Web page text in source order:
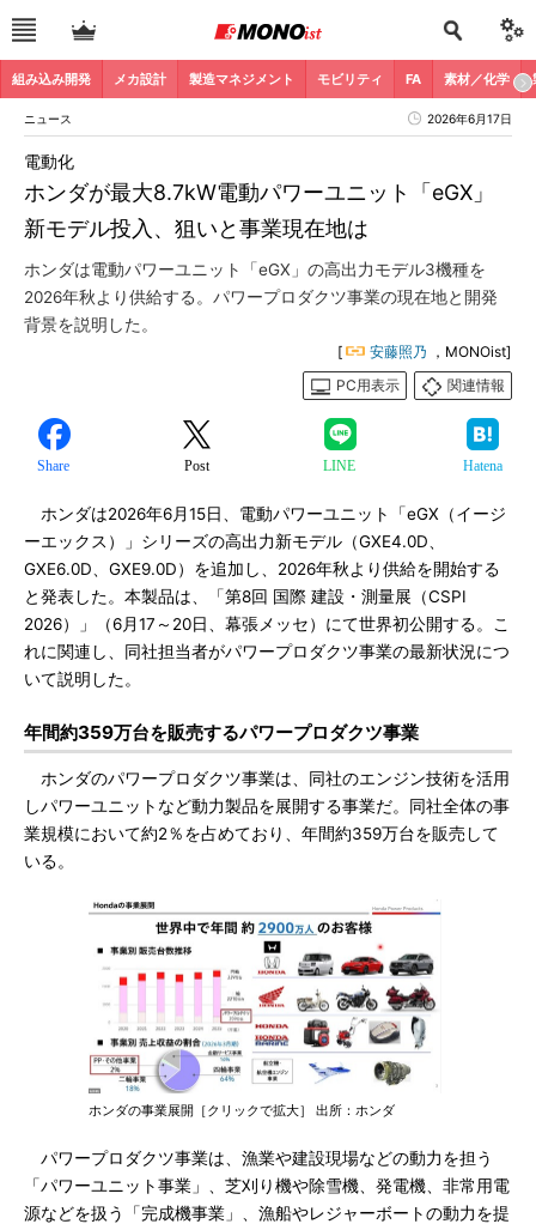
組み込み開発 メカ設計 製造マネジメント モビリティ FA 素材／化学
ニュース 2026年6月17日
ホンダが最大8.7kW電動パワーユニット「eGX」
新モデル投入、狙いと事業現在地は
電動化
ホンダは電動パワーユニット「eGX」の高出力モデル3機種を
2026年秋より供給する。パワープロダクツ事業の現在地と開発
背景を説明した。
[ 安藤照乃 ，MONOist]
PC用表示
関連情報
Share Post LINE Hatena
ホンダは2026年6月15日、電動パワーユニット「eGX（イージ
ーエックス）」シリーズの高出力新モデル（GXE4.0D、
GXE6.0D、GXE9.0D）を追加し、2026年秋より供給を開始する
と発表した。本製品は、「第8回 国際 建設・測量展（CSPI
2026）」（6月17～20日、幕張メッセ）にて世界初公開する。こ
れに関連し、同社担当者がパワープロダクツ事業の最新状況につ
いて説明した。
年間約359万台を販売するパワープロダクツ事業
ホンダのパワープロダクツ事業は、同社のエンジン技術を活用
しパワーユニットなど動力製品を展開する事業だ。同社全体の事
業規模において約2％を占めており、年間約359万台を販売して
いる。
ホンダの事業展開［クリックで拡大］ 出所：ホンダ
パワープロダクツ事業は、漁業や建設現場などの動力を担う
「パワーユニット事業」、芝刈り機や除雪機、発電機、非常用電
源などを扱う「完成機事業」、漁船やレジャーボートの動力を提